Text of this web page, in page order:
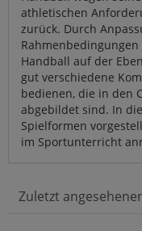
athletischen
zurück. Durch
Handball auf der
gut ver­schiedene
bedienen, die in den
abgebildet sind. In
Spielformen
im Sportunterricht
Zuletzt